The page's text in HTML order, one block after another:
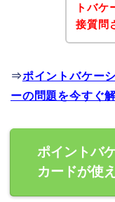
トバケ
接質問
⇒ポイントバケー
ーの問題を今すぐ
ポイントバ
カードが使